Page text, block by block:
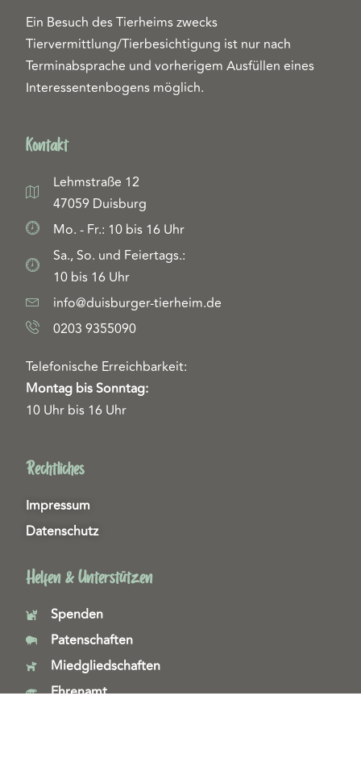
Ein Besuch des Tierheims zwecks
Tiervermittlung/Tierbesichtigung ist nur nach
Terminabsprache und vorherigem Ausfüllen eines
Interessentenbogens möglich.
Kontakt
Lehmstraße 12
47059 Duisburg
Mo. - Fr.: 10 bis 16 Uhr
Sa., So. und Feiertags.:
10 bis 16 Uhr
info@duisburger-tierheim.de
0203 9355090
Telefonische Erreichbarkeit:
Montag bis Sonntag:
10 Uhr bis 16 Uhr
Rechtliches
Impressum
Datenschutz
Helfen & Unterstützen
Spenden
Patenschaften
Miedgliedschaften
Ehrenamt